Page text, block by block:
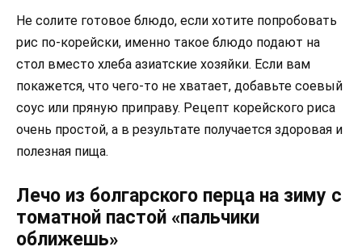
Не солите готовое блюдо, если хотите попробовать
рис по-корейски, именно такое блюдо подают на
стол вместо хлеба азиатские хозяйки. Если вам
покажется, что чего-то не хватает, добавьте соевый
соус или пряную приправу. Рецепт корейского риса
очень простой, а в результате получается здоровая и
полезная пища.
Лечо из болгарского перца на зиму с
томатной пастой «пальчики
оближешь»